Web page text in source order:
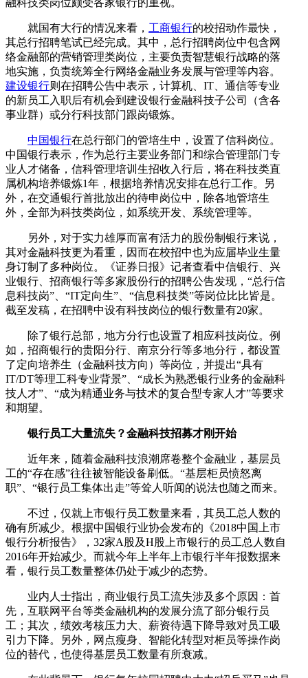
就国有大行的情况来看， 工商银行的校招动作最快，
其总行招聘笔试已经完成。其中，总行招聘岗位中包含网
络金融部的营销管理类岗位，主要负责智慧银行战略的落
地实施，负责统筹全行网络金融业务发展与管理等内容。
建设银行则在招聘公告中表示，计算机、IT、通信等专业
的新员工入职后有机会到建设银行金融科技子公司（含各
事业群）或分行科技部门跟岗锻炼。
中国银行在总行部门的管培生中，设置了信科岗位。
中国银行表示，作为总行主要业务部门和综合管理部门专
业人才储备，信科管理培训生招收入行后，将在科技类直
属机构培养锻炼1年，根据培养情况安排在总行工作。另
外，在交通银行首批放出的待申岗位中，除各地管培生
外，全部为科技类岗位，如系统开发、系统管理等。
另外，对于实力雄厚而富有活力的股份制银行来说，
其对金融科技更为看重，因而在校招中也为应届毕业生量
身订制了多种岗位。《证券日报》记者查看中信银行、兴
业银行、招商银行等多家股份行的招聘公告发现，“总行信
息科技岗”、“IT定向生”、“信息科技类”等岗位比比皆是。
截至发稿，在招聘中设有科技岗位的银行数量有20家。
除了银行总部，地方分行也设置了相应科技岗位。例
如，招商银行的贵阳分行、南京分行等多地分行，都设置
了定向培养生（金融科技方向）等岗位，并提出“具有
IT/DT等理工科专业背景”、“成长为熟悉银行业务的金融科
技人才”、“成为精通业务与技术的复合型专家人才”等要求
和期望。
银行员工大量流失？金融科技招募才刚开始
近年来，随着金融科技浪潮席卷整个金融业，基层员
工的“存在感”往往被智能设备刷低。“基层柜员愤怒离
职”、“银行员工集体出走”等耸人听闻的说法也随之而来。
不过，仅就上市银行员工数量来看，其员工总人数的
确有所减少。根据中国银行业协会发布的《2018中国上市
银行分析报告》，32家A股及H股上市银行的员工总人数自
2016年开始减少。而就今年上半年上市银行半年报数据来
看，银行员工数量整体仍处于减少的态势。
业内人士指出，商业银行员工流失涉及多个原因：首
先，互联网平台等类金融机构的发展分流了部分银行员
工；其次，绩效考核压力大、薪资待遇下降导致对员工吸
引力下降。另外，网点瘦身、智能化转型对柜员等操作岗
位的替代，也使得基层员工数量有所衰减。